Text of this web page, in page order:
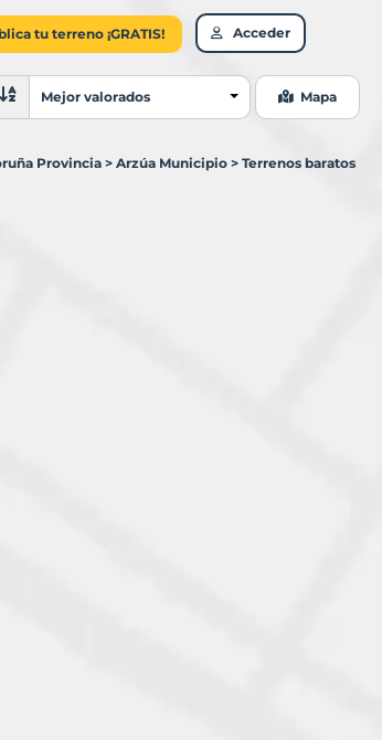
tu terreno ¡GRATIS! Acceder
resultados
Mejor valorados Mapa
Provincia > Arzúa Municipio > Terrenos baratos